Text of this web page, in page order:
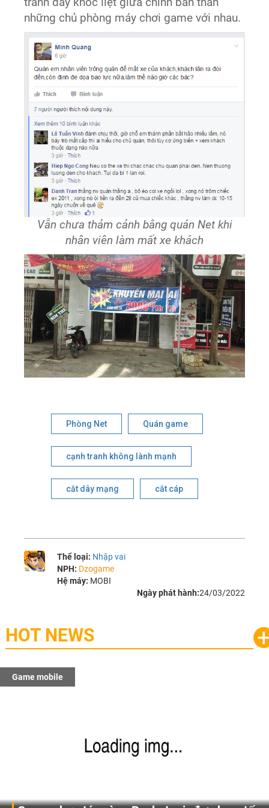
những chủ phòng máy chơi game với nhau.
Vẫn chưa thảm cảnh bằng quán Net khi
nhân viên làm mất xe khách
Phòng Net Quán game
cạnh tranh không lành mạnh
cắt dây mạng cắt cáp
Thể loại: Nhập vai
NPH: Dzogame
Hệ máy: MOBI
Ngày phát hành:24/03/2022
HOT NEWS
Game mobile